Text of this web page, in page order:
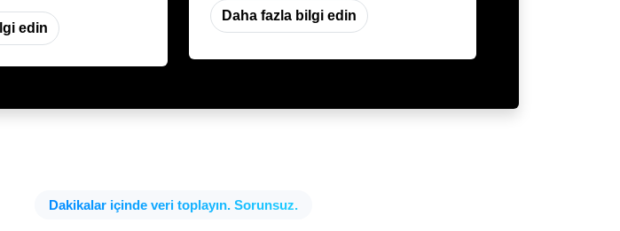
edin
Daha fazla bilgi edin
Dakikalar içinde veri toplayın. Sorunsuz.